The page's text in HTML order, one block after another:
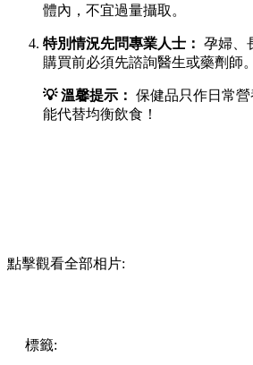
體內，不宜過量攝取。
特別情況先問專業人士： 孕婦、
購買前必須先諮詢醫生或藥劑師。
💡 溫馨提示： 保健品只作日常
能代替均衡飲食！
點擊觀看全部相片:
標籤: